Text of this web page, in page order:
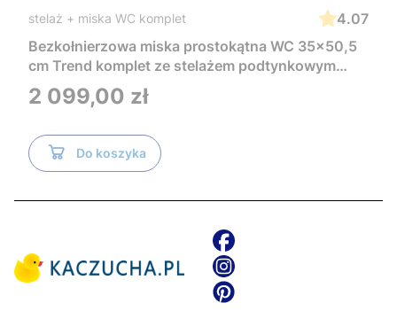
stelaż + miska WC komplet
4.07
Bezkołnierzowa miska prostokątna WC 35x50,5
cm Trend komplet ze stelażem podtynkowym
Tece i czarnym przyciskiem TeceNow
TR2216+Tece
Cena
2 099,00 zł
Do koszyka